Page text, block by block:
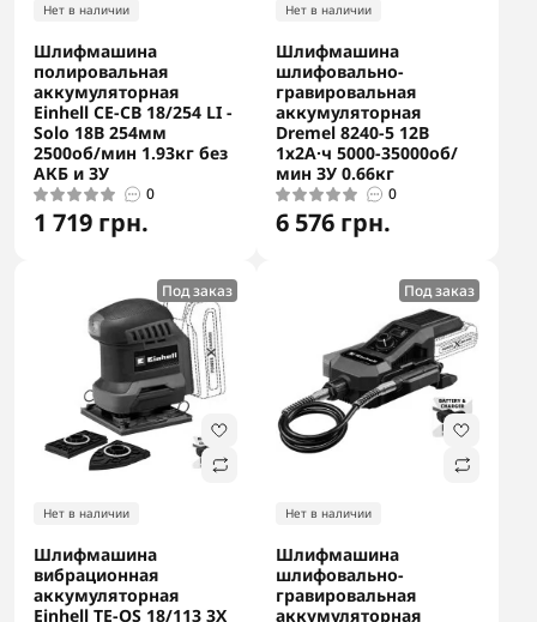
Нет в наличии
Шлифмашина
полировальная
аккумуляторная
Einhell CE-CB 18/254 LI -
Solo 18В 254мм
2500об/мин 1.93кг без
АКБ и ЗУ
0
1 719 грн.
Нет в наличии
Шлифмашина
шлифовально-
гравировальная
аккумуляторная
Dremel 8240-5 12В
1х2А·ч 5000-35000об/
мин ЗУ 0.66кг
0
6 576 грн.
Под заказ
Нет в наличии
Шлифмашина
вибрационная
аккумуляторная
Einhell TE-OS 18/113 3X
Под заказ
Нет в наличии
Шлифмашина
шлифовально-
гравировальная
аккумуляторная